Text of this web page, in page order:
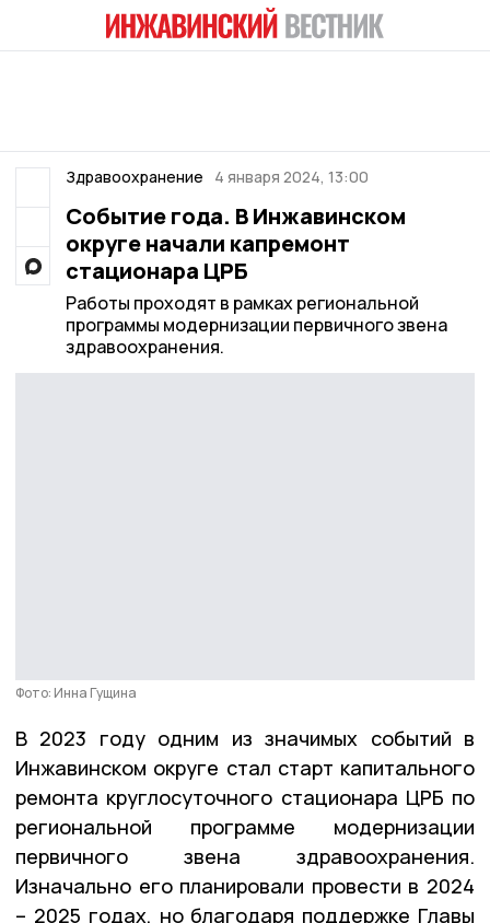
Здравоохранение 4 января 2024, 13:00
Событие года. В Инжавинском
округе начали капремонт
стационара ЦРБ
Работы проходят в рамках региональной
программы модернизации первичного звена
здравоохранения.
Фото: Инна Гущина
В 2023 году одним из значимых событий в
Инжавинском округе стал старт капитального
ремонта круглосуточного стационара ЦРБ по
региональной программе модернизации
первичного звена здравоохранения.
Изначально его планировали провести в 2024
– 2025 годах, но благодаря поддержке Главы